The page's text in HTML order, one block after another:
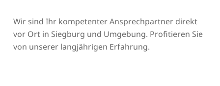
Wir sind Ihr kompetenter Ansprechpartner direkt
vor Ort in Siegburg und Umgebung. Profitieren Sie
von unserer langjährigen Erfahrung.